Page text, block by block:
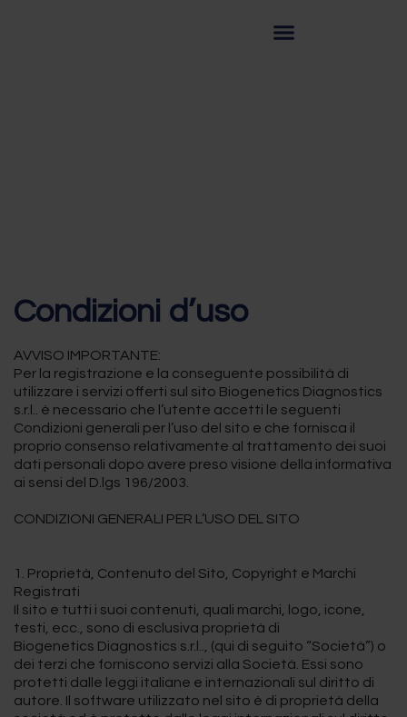
Condizioni d’uso
AVVISO IMPORTANTE:
Per la registrazione e la conseguente possibilità di
utilizzare i servizi offerti sul sito Biogenetics Diagnostics
s.r.l.. è necessario che l’utente accetti le seguenti
Condizioni generali per l’uso del sito e che fornisca il
proprio consenso relativamente al trattamento dei suoi
dati personali dopo avere preso visione della informativa
ai sensi del D.lgs 196/2003.
CONDIZIONI GENERALI PER L’USO DEL SITO
1. Proprietà, Contenuto del Sito, Copyright e Marchi
Registrati
Il sito e tutti i suoi contenuti, quali marchi, logo, icone,
testi, ecc., sono di esclusiva proprietà di
Biogenetics Diagnostics s.r.l.., (qui di seguito “Società”) o
dei terzi che forniscono servizi alla Società. Essi sono
protetti dalle leggi italiane e internazionali sul diritto di
autore. Il software utilizzato nel sito è di proprietà della